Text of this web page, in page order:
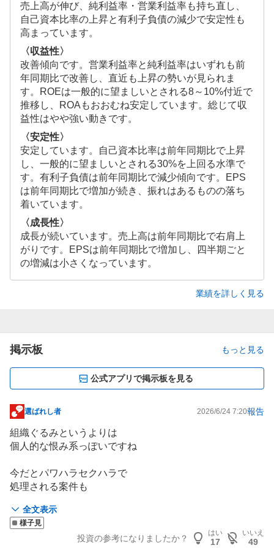
売上高が伸び、純利益率・営業利益率も持ち直し、
自己資本比率の上昇と有利子負債の減少で安定性も
高まっています。
〈収益性〉
改善傾向です。営業利益率と純利益率はいずれも前
年同期比で改善し、直近も上昇の勢いが見られま
す。ROEは一般的に望ましいとされる8～10%付近で
推移し、ROAもおおむね安定しています。総じて収
益性はやや強い動きです。
〈安定性〉
安定しています。自己資本比率は前年同期比で上昇
し、一般的に望ましいとされる30%を上回る水準で
す。有利子負債は前年同期比で減少傾向です。EPS
は前年同期比で増加が続き、振れはあるものの落ち
着いています。
〈成長性〉
成長が続いています。売上高は前年同期比で右肩上
がりです。EPSは前年同期比で増加し、四半期ごと
の増減は小さくなっています。
業績を詳しく見る
掲示板 もっと見る
公式アプリで掲示板を見る
掲
示
板
事
選ばれし者 2026/6/24 7:20報告
全文表示
組織ぐるみというよりは
個人的な恨み系っぽいですね
今だとパワハラセクハラで
処理される案件も
そういう事なのかも?
ダウンタウンやトンネルズのお笑いが
様子見
投資の参考になりましたか？
はい
17
いいえ
49